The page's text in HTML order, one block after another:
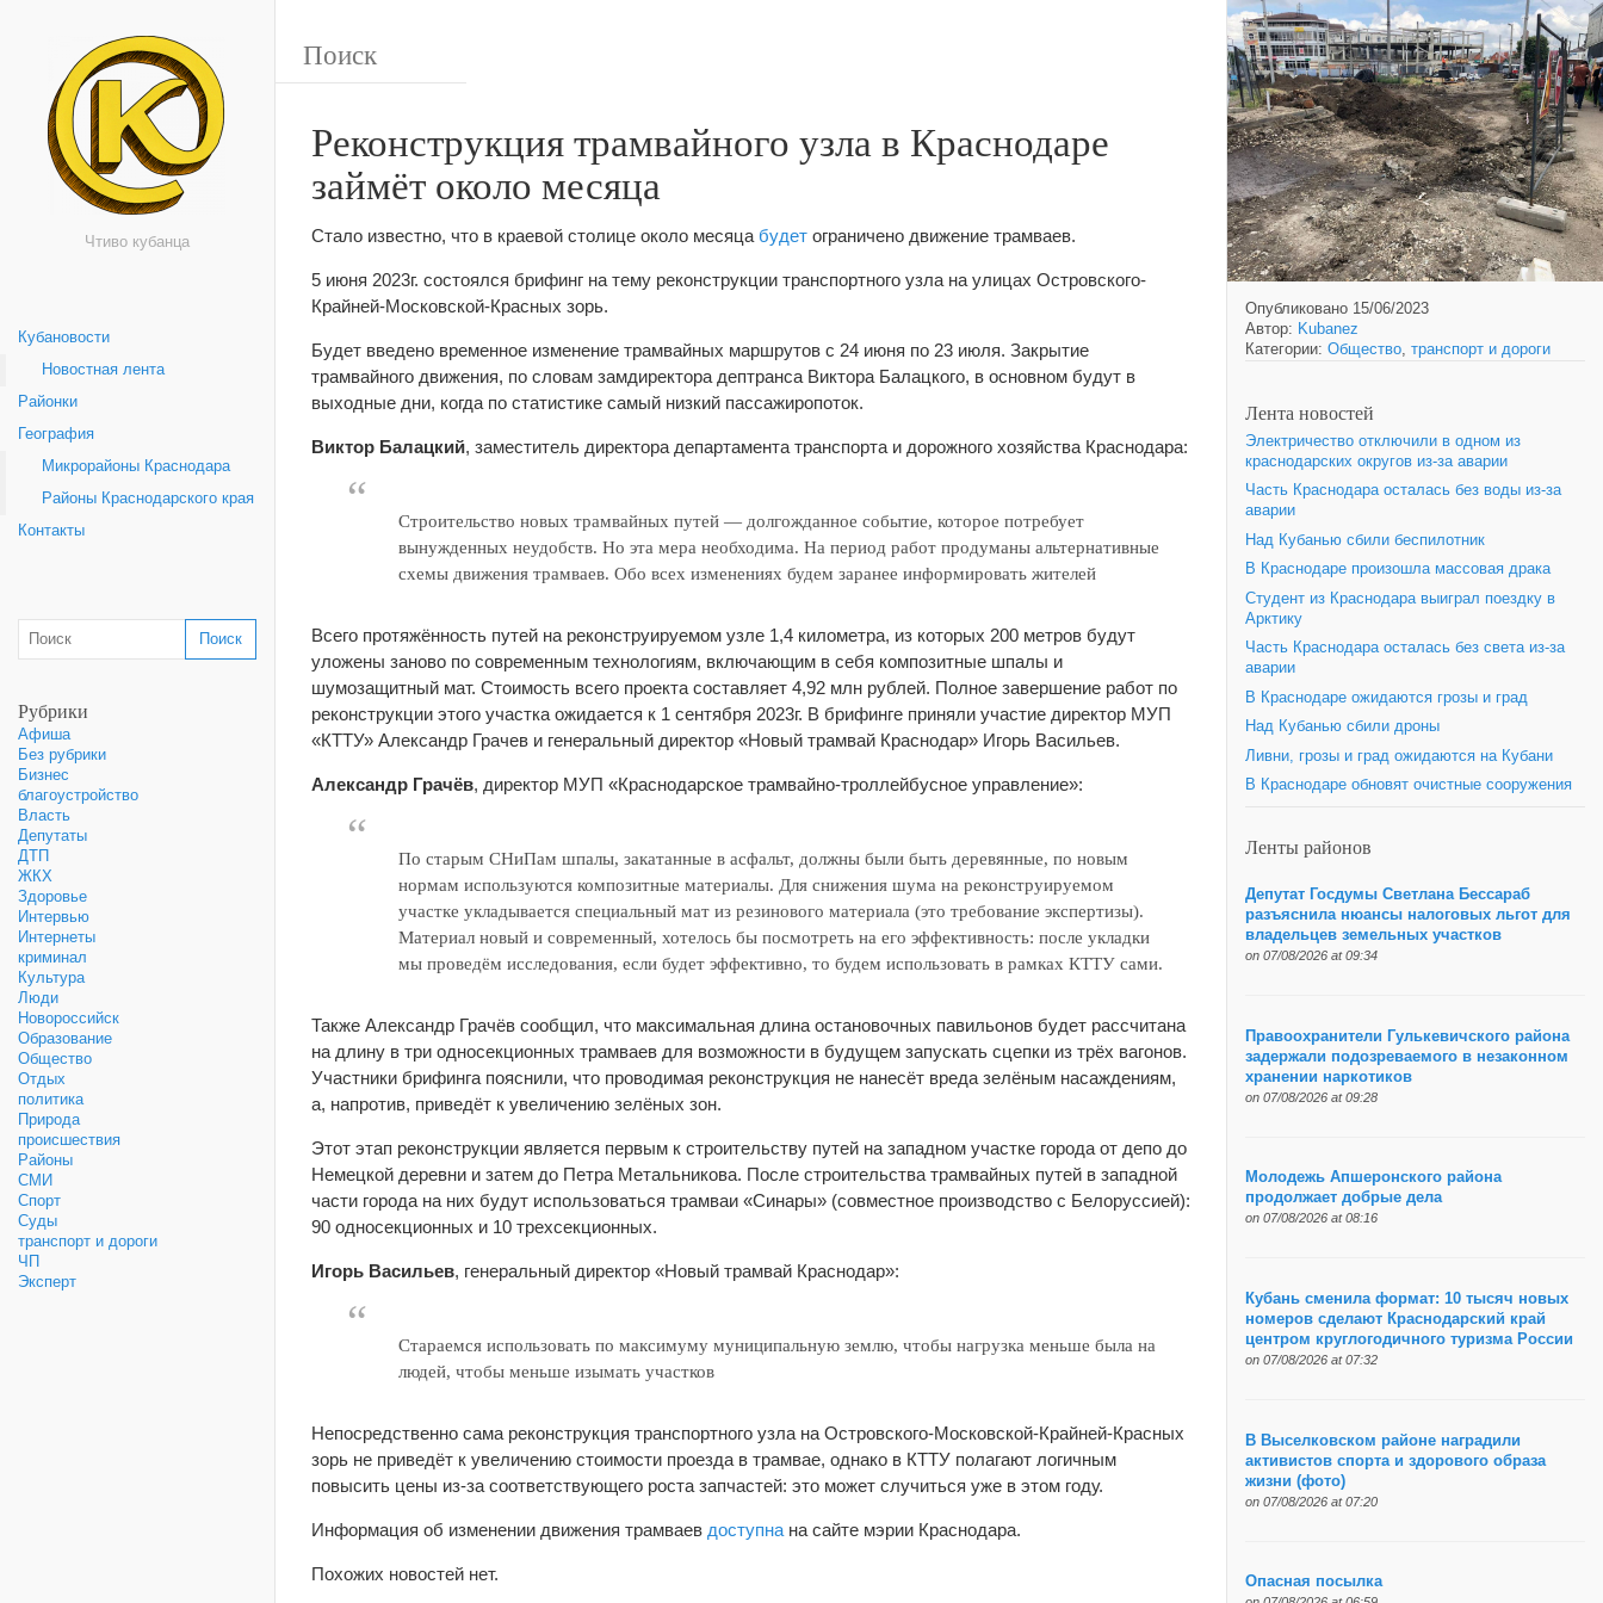
Чтиво кубанца
Кубановости
Новостная лента
Районки
География
Микрорайоны Краснодара
Районы Краснодарского края
Контакты
Рубрики
Афиша
Без рубрики
Бизнес
благоустройство
Власть
Депутаты
ДТП
ЖКХ
Здоровье
Интервью
Интернеты
криминал
Культура
Люди
Новороссийск
Образование
Общество
Отдых
политика
Природа
происшествия
Районы
СМИ
Спорт
Суды
транспорт и дороги
ЧП
Эксперт
Реконструкция трамвайного узла в Краснодаре
займёт около месяца
Стало известно, что в краевой столице около месяца будет ограничено движение трамваев.
5 июня 2023г. состоялся брифинг на тему реконструкции транспортного узла на улицах Островского-
Крайней-Московской-Красных зорь.
Будет введено временное изменение трамвайных маршрутов с 24 июня по 23 июля. Закрытие
трамвайного движения, по словам замдиректора дептранса Виктора Балацкого, в основном будут в
выходные дни, когда по статистике самый низкий пассажиропоток.
Виктор Балацкий, заместитель директора департамента транспорта и дорожного хозяйства Краснодара:
Строительство новых трамвайных путей — долгожданное событие, которое потребует
вынужденных неудобств. Но эта мера необходима. На период работ продуманы альтернативные
схемы движения трамваев. Обо всех изменениях будем заранее информировать жителей
Всего протяжённость путей на реконструируемом узле 1,4 километра, из которых 200 метров будут
уложены заново по современным технологиям, включающим в себя композитные шпалы и
шумозащитный мат. Стоимость всего проекта составляет 4,92 млн рублей. Полное завершение работ по
реконструкции этого участка ожидается к 1 сентября 2023г. В брифинге приняли участие директор МУП
«КТТУ» Александр Грачев и генеральный директор «Новый трамвай Краснодар» Игорь Васильев.
Александр Грачёв, директор МУП «Краснодарское трамвайно-троллейбусное управление»:
По старым СНиПам шпалы, закатанные в асфальт, должны были быть деревянные, по новым
нормам используются композитные материалы. Для снижения шума на реконструируемом
участке укладывается специальный мат из резинового материала (это требование экспертизы).
Материал новый и современный, хотелось бы посмотреть на его эффективность: после укладки
мы проведём исследования, если будет эффективно, то будем использовать в рамках КТТУ сами.
Также Александр Грачёв сообщил, что максимальная длина остановочных павильонов будет рассчитана
на длину в три односекционных трамваев для возможности в будущем запускать сцепки из трёх вагонов.
Участники брифинга пояснили, что проводимая реконструкция не нанесёт вреда зелёным насаждениям,
а, напротив, приведёт к увеличению зелёных зон.
Этот этап реконструкции является первым к строительству путей на западном участке города от депо до
Немецкой деревни и затем до Петра Метальникова. После строительства трамвайных путей в западной
части города на них будут использоваться трамваи «Синары» (совместное производство с Белоруссией):
90 односекционных и 10 трехсекционных.
Игорь Васильев, генеральный директор «Новый трамвай Краснодар»:
Стараемся использовать по максимуму муниципальную землю, чтобы нагрузка меньше была на
людей, чтобы меньше изымать участков
Непосредственно сама реконструкция транспортного узла на Островского-Московской-Крайней-Красных
зорь не приведёт к увеличению стоимости проезда в трамвае, однако в КТТУ полагают логичным
повысить цены из-за соответствующего роста запчастей: это может случиться уже в этом году.
Информация об изменении движения трамваев доступна на сайте мэрии Краснодара.
Похожих новостей нет.
Опубликовано 15/06/2023
Автор: Kubanez
Категории: Общество, транспорт и дороги
Лента новостей
Электричество отключили в одном из
краснодарских округов из-за аварии
Часть Краснодара осталась без воды из-за
аварии
Над Кубанью сбили беспилотник
В Краснодаре произошла массовая драка
Студент из Краснодара выиграл поездку в
Арктику
Часть Краснодара осталась без света из-за
аварии
В Краснодаре ожидаются грозы и град
Над Кубанью сбили дроны
Ливни, грозы и град ожидаются на Кубани
В Краснодаре обновят очистные сооружения
Ленты районов
Депутат Госдумы Светлана Бессараб
разъяснила нюансы налоговых льгот для
владельцев земельных участков
on 07/08/2026 at 09:34
Правоохранители Гулькевичского района
задержали подозреваемого в незаконном
хранении наркотиков
on 07/08/2026 at 09:28
Молодежь Апшеронского района
продолжает добрые дела
on 07/08/2026 at 08:16
Кубань сменила формат: 10 тысяч новых
номеров сделают Краснодарский край
центром круглогодичного туризма России
on 07/08/2026 at 07:32
В Выселковском районе наградили
активистов спорта и здорового образа
жизни (фото)
on 07/08/2026 at 07:20
Опасная посылка